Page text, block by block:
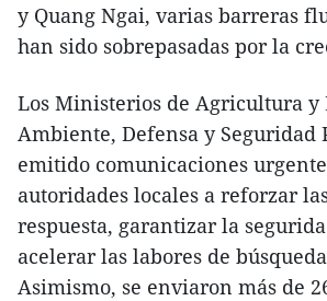
y Quang Ngai, varias barreras
han sido sobrepasadas por la
Los Ministerios de Agricultura y
Ambiente, Defensa y Seguridad
emitido comunicaciones
autoridades locales a reforzar
respuesta, garantizar la
acelerar las labores de
Asimismo, se enviaron más de